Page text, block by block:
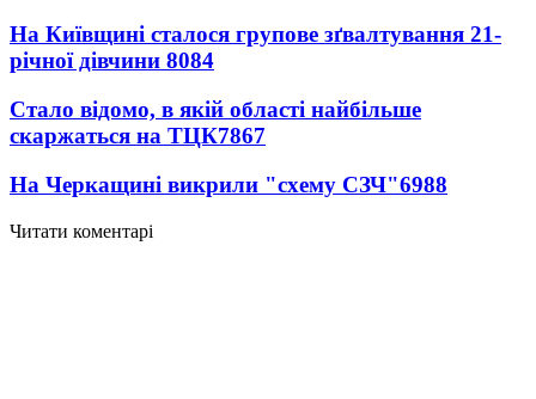
На Київщині сталося групове зґвалтування 21-
річної дівчини 8084
Стало відомо, в якій області найбільше
скаржаться на ТЦК7867
На Черкащині викрили "схему СЗЧ"6988
Читати коментарі